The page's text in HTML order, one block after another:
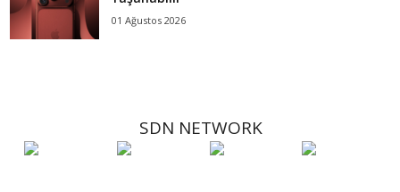
01 Ağustos 2026
SDN NETWORK